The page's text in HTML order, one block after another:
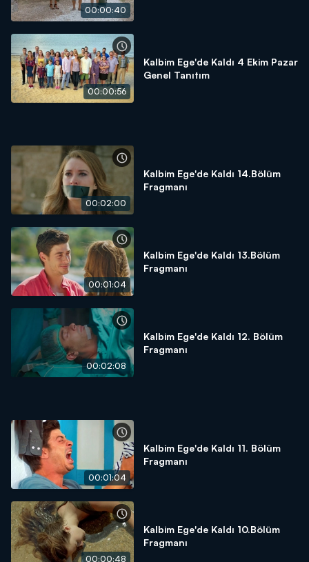
00:00:40
00:00:56
Kalbim Ege'de Kaldı 4 Ekim Pazar
Genel Tanıtım
00:02:00
Kalbim Ege'de Kaldı 14.Bölüm
Fragmanı
00:01:04
Kalbim Ege'de Kaldı 13.Bölüm
Fragmanı
00:02:08
Kalbim Ege'de Kaldı 12. Bölüm
Fragmanı
00:01:04
Kalbim Ege'de Kaldı 11. Bölüm
Fragmanı
00:00:48
Kalbim Ege'de Kaldı 10.Bölüm
Fragmanı